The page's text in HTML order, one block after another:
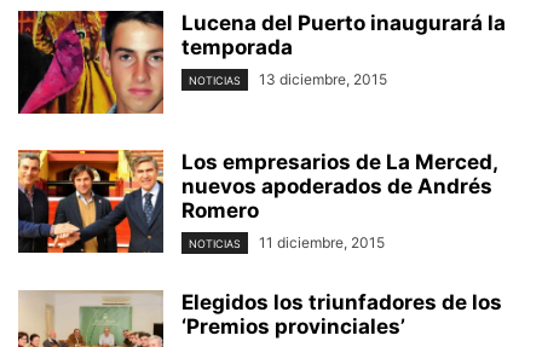
Lucena del Puerto inaugurará la
temporada
NOTICIAS 13 diciembre, 2015
Los empresarios de La Merced,
nuevos apoderados de Andrés
Romero
NOTICIAS 11 diciembre, 2015
Elegidos los triunfadores de los
‘Premios provinciales’